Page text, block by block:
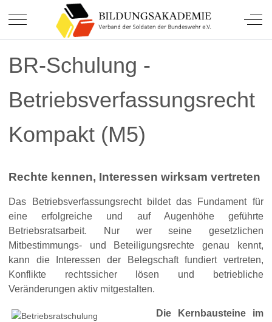
Mobile Menu Toggle Off-
Soldatinnen und Soldaten.
BR-Schulung -
Betriebsverfassungsrecht
Kompakt (M5)
Rechte kennen, Interessen wirksam vertreten
Das Betriebsverfassungsrecht bildet das Fundament für
eine erfolgreiche und auf Augenhöhe geführte
Betriebsratsarbeit. Nur wer seine gesetzlichen
Mitbestimmungs- und Beteiligungsrechte genau kennt,
kann die Interessen der Belegschaft fundiert vertreten,
Konflikte rechtssicher lösen und betriebliche
Veränderungen aktiv mitgestalten.
Die Kernbausteine im